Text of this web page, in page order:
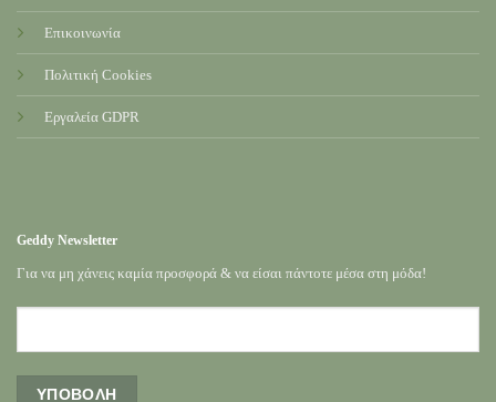
Επικοινωνία
Πολιτική Cookies
Εργαλεία GDPR
Geddy Newsletter
Για να μη χάνεις καμία προσφορά & να είσαι πάντοτε μέσα στη μόδα!